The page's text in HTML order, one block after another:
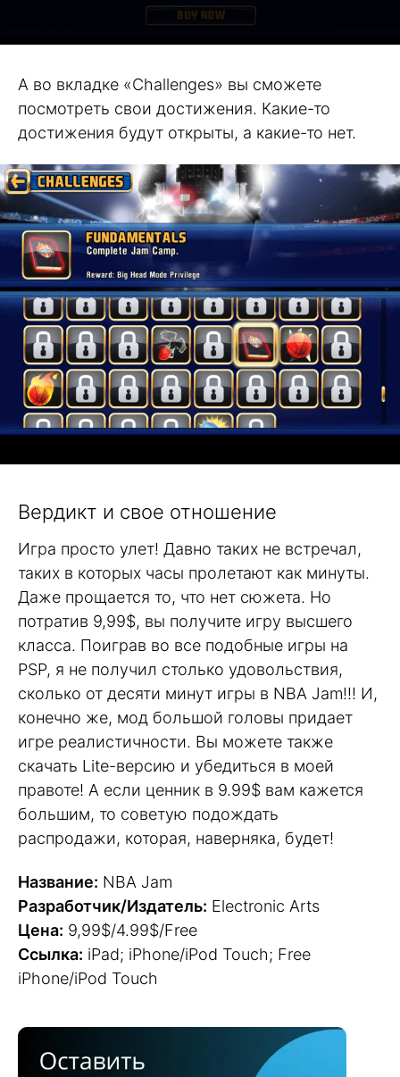
А во вкладке «Challenges» вы сможете
посмотреть свои достижения. Какие-то
достижения будут открыты, а какие-то нет.
Вердикт и свое отношение
Игра просто улет! Давно таких не встречал,
таких в которых часы пролетают как минуты.
Даже прощается то, что нет сюжета. Но
потратив 9,99$, вы получите игру высшего
класса. Поиграв во все подобные игры на
PSP, я не получил столько удовольствия,
сколько от десяти минут игры в NBA Jam!!! И,
конечно же, мод большой головы придает
игре реалистичности. Вы можете также
скачать Lite-версию и убедиться в моей
правоте! А если ценник в 9.99$ вам кажется
большим, то советую подождать
распродажи, которая, наверняка, будет!
Название: NBA Jam
Разработчик/Издатель: Electronic Arts
Цена: 9,99$/4.99$/Free
Ссылка: iPad; iPhone/iPod Touch; Free
iPhone/iPod Touch